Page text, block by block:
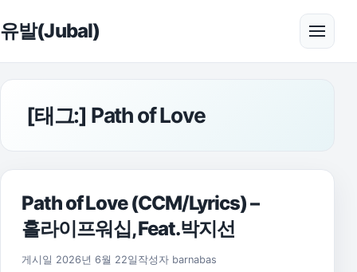
유발(Jubal) 메뉴
[태그:] Path of Love
Path of Love (CCM/Lyrics) –
홀라이프워십, Feat.박지선
게시일 2026년 6월 22일 작성자 barnabas